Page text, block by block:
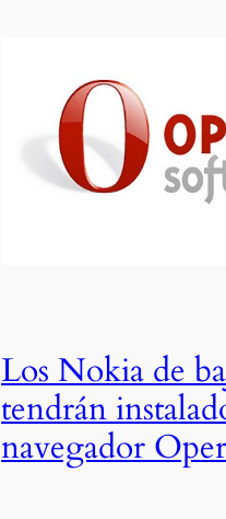
Los Nokia de
tendrán
navegador